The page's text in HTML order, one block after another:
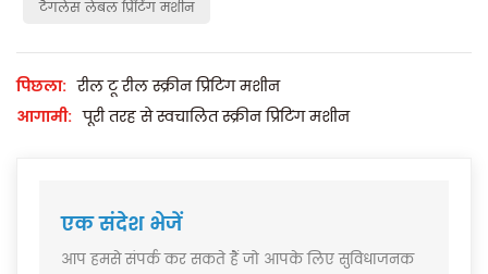
टैगलेस लेबल प्रिंटिंग मशीन
पिछला: रील टू रील स्क्रीन प्रिंटिंग मशीन
आगामी: पूरी तरह से स्वचालित स्क्रीन प्रिंटिंग मशीन
एक संदेश भेजें
आप हमसे संपर्क कर सकते हैं जो आपके लिए सुविधाजनक